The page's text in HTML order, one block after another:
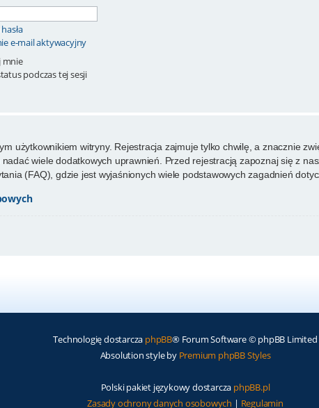
e-mail aktywacyjny
mnie
podczas tej sesji
użytkownikiem witryny. Rejestracja zajmuje tylko chwilę, a znacznie
wiele dodatkowych uprawnień. Przed rejestracją zapoznaj się z
(FAQ), gdzie jest wyjaśnionych wiele podstawowych zagadnień
Technologię dostarcza phpBB® Forum Software © phpBB Limited
Absolution style by Premium phpBB Styles
Polski pakiet językowy dostarcza phpBB.pl
Zasady ochrony danych osobowych | Regulamin